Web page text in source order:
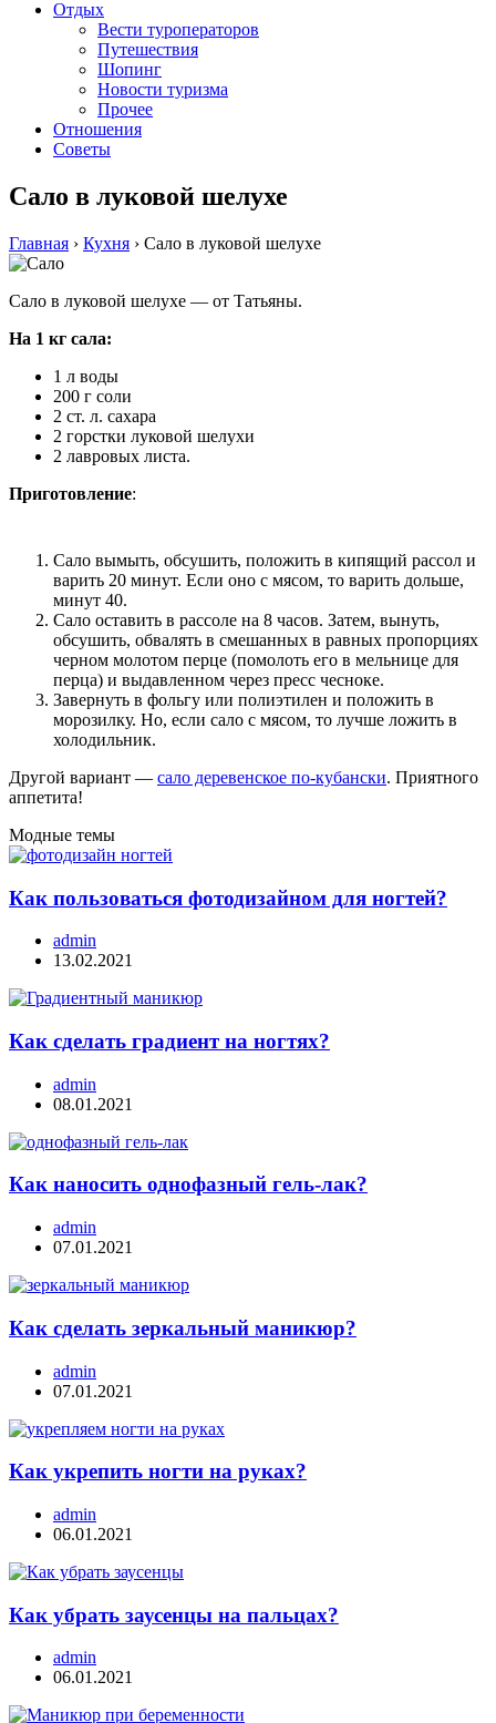
Отдых
Вести туроператоров
Путешествия
Шопинг
Новости туризма
Прочее
Отношения
Советы
Сало в луковой шелухе
Главная › Кухня › Сало в луковой шелухе
Сало в луковой шелухе — от Татьяны.
На 1 кг сала:
1 л воды
200 г соли
2 ст. л. сахара
2 горстки луковой шелухи
2 лавровых листа.
Приготовление:
Сало вымыть, обсушить, положить в кипящий рассол и
варить 20 минут. Если оно с мясом, то варить дольше,
минут 40.
Сало оставить в рассоле на 8 часов. Затем, вынуть,
обсушить, обвалять в смешанных в равных пропорциях
черном молотом перце (помолоть его в мельнице для
перца) и выдавленном через пресс чесноке.
Завернуть в фольгу или полиэтилен и положить в
морозилку. Но, если сало с мясом, то лучше ложить в
холодильник.
Другой вариант — сало деревенское по-кубански. Приятного
аппетита!
Модные темы
Как пользоваться фотодизайном для ногтей?
admin
13.02.2021
Как сделать градиент на ногтях?
admin
08.01.2021
Как наносить однофазный гель-лак?
admin
07.01.2021
Как сделать зеркальный маникюр?
admin
07.01.2021
Как укрепить ногти на руках?
admin
06.01.2021
Как убрать заусенцы на пальцах?
admin
06.01.2021